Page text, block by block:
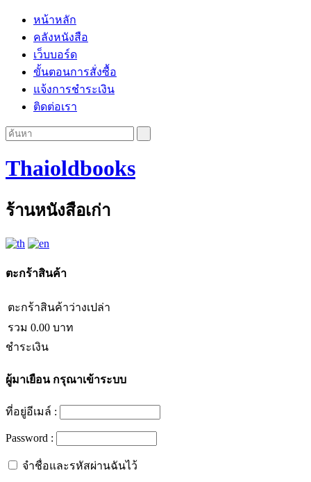
หน้าหลัก
คลังหนังสือ
เว็บบอร์ด
ขั้นตอนการสั่งซื้อ
แจ้งการชำระเงิน
ติดต่อเรา
Thaioldbooks
ร้านหนังสือเก่า
ตะกร้าสินค้า
ตะกร้าสินค้าว่างเปล่า
รวม 0.00 บาท
ชำระเงิน
ผู้มาเยือนกรุณาเข้าระบบ
ที่อยู่อีเมล์ :
Password :
จำชื่อและรหัสผ่านฉันไว้